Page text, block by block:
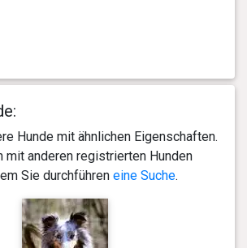
Hunde mit ähnlichen Eigenschaften.
mit anderen registrierten Hunden
Sie durchführen eine Suche.